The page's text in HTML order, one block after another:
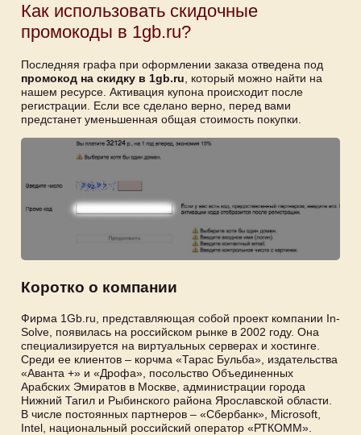
Как использовать скидочные
промокоды в 1gb.ru?
Последняя графа при оформлении заказа отведена под
промокод на скидку в 1gb.ru , который можно найти на
нашем ресурсе. Активация купона происходит после
регистрации. Если все сделано верно, перед вами
предстанет уменьшенная общая стоимость покупки.
Коротко о компании
Фирма 1Gb.ru, представляющая собой проект компании In-
Solve, появилась на российском рынке в 2002 году. Она
специализируется на виртуальных серверах и хостинге.
Среди ее клиентов – корчма «Тарас Бульба», издательства
«Аванта +» и «Дрофа», посольство Объединенных
Арабских Эмиратов в Москве, администрации города
Нижний Тагил и Рыбинского района Ярославской области.
В числе постоянных партнеров – «Сбербанк», Microsoft,
Intel, национальный российский оператор «РТКОММ».